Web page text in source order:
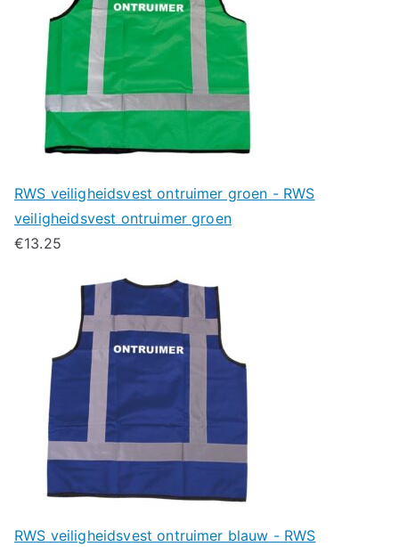
RWS veiligheidsvest ontruimer groen - RWS
veiligheidsvest ontruimer groen
€13.25
RWS veiligheidsvest ontruimer blauw - RWS